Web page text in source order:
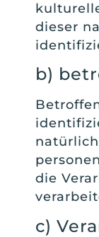
dieser
b)
die
c)